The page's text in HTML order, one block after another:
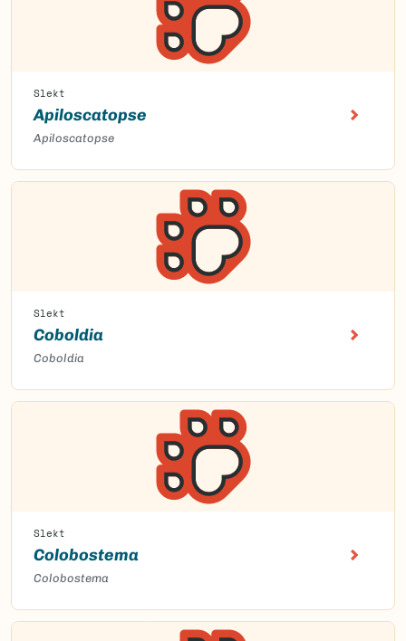
Slekt
Apiloscatopse
Apiloscatopse
Slekt
Coboldia
Coboldia
Slekt
Colobostema
Colobostema